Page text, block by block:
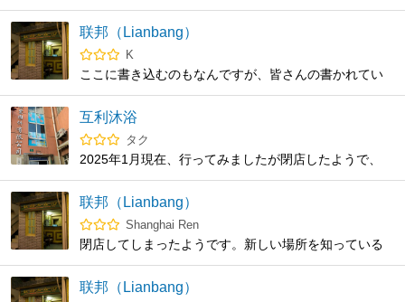
やりとりしてる中国の方に聞いてみたら、ハッテン場
は全国禁止(？)になったみたいです！ 上海に行かれる
方々、ご参考までに！
联邦（Lianbang）
K
ここに書き込むのもなんですが、皆さんの書かれてい
る哈乐浴室に行ってみました。 2025年5月4日の20時頃
に向かいましたが、写真の通り閉店してました。この
日偶々閉まってたのか、永遠に閉店してるのかはよく
わかりませんでした。 場所は書き込みの住所の共和新
路3400号の共新文創というビルの2階で、マッチョのポ
互利沐浴
タク
2025年1月現在、行ってみましたが閉店したようで、
建物に看板もなく何もない感じでした。
联邦（Lianbang）
Shanghai Ren
閉店してしまったようです。新しい場所を知っている
人はいますか?
联邦（Lianbang）